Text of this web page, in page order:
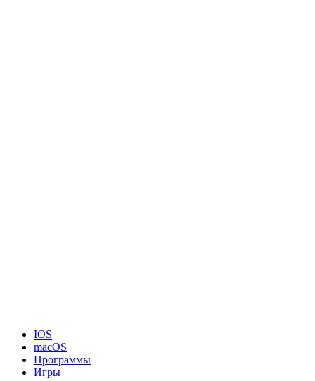
IOS
macOS
Программы
Игры